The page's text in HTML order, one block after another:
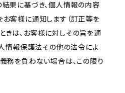
結果に基づき、個人情報の内容
お客様に通知します（訂正等を
きは、お客様に対しその旨を通
人情報保護法その他の法令によ
務を負わない場合は、この限り